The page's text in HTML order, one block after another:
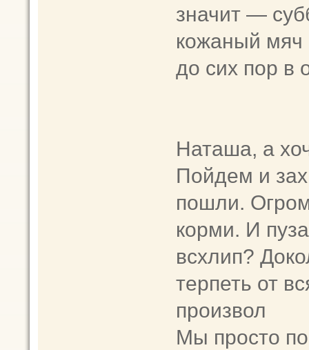
значит —
кожаный мяч
до сих пор в
Наташа, а
Пойдем и
пошли.
корми. И
всхлип?
терпеть от
произвол
Мы просто